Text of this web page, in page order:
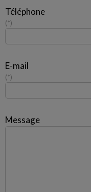
Téléphone
*
E-mail
*
Message